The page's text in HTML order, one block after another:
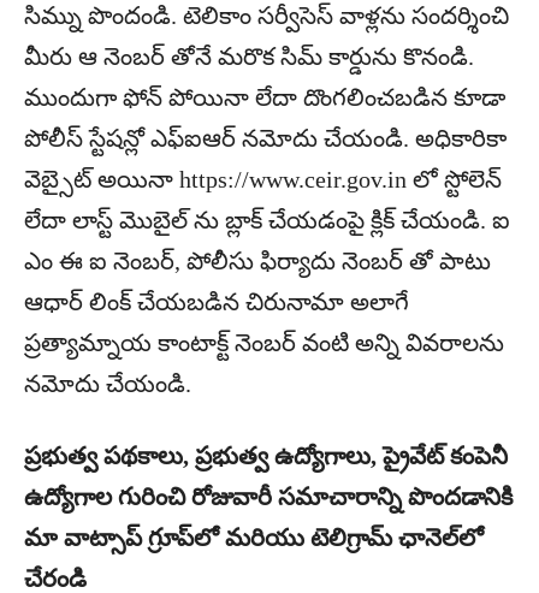
సిమ్ను పొందండి. టెలికాం సర్వీసెస్ వాళ్లను సందర్శించి
మీరు ఆ నెంబర్ తోనే మరొక సిమ్ కార్డును కొనండి.
ముందుగా ఫోన్ పోయినా లేదా దొంగలించబడిన కూడా
పోలీస్ స్టేషన్లో ఎఫ్ఐఆర్ నమోదు చేయండి. అధికారికా
వెబ్సైట్ అయినా https://www.ceir.gov.in లో స్టోలెన్
లేదా లాస్ట్ మొబైల్ ను బ్లాక్ చేయడంపై క్లిక్ చేయండి. ఐ
ఎం ఈ ఐ నెంబర్, పోలీసు ఫిర్యాదు నెంబర్ తో పాటు
ఆధార్ లింక్ చేయబడిన చిరునామా అలాగే
ప్రత్యామ్నాయ కాంటాక్ట్ నెంబర్ వంటి అన్ని వివరాలను
నమోదు చేయండి.
ప్రభుత్వ పథకాలు, ప్రభుత్వ ఉద్యోగాలు, ప్రైవేట్ కంపెనీ
ఉద్యోగాల గురించి రోజువారీ సమాచారాన్ని పొందడానికి
మా వాట్సాప్ గ్రూప్‌లో మరియు టెలిగ్రామ్ ఛానెల్‌లో
చేరండి